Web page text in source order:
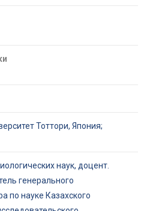
Тоттори, Япония;
наук, доцент.
генерального
по науке Казахского